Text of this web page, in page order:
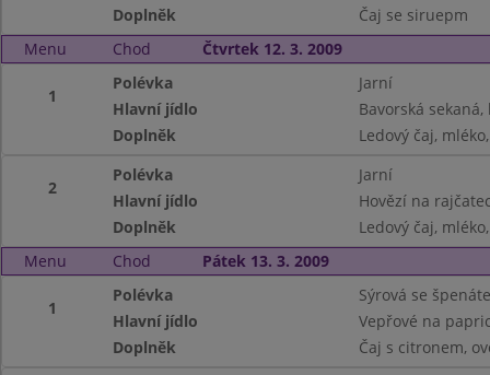
Doplněk
Čaj se siruepm
Menu
Chod Čtvrtek 12. 3. 2009
1
Polévka
Jarní
Hlavní jídlo
Bavorská
Doplněk
Ledový čaj,
2
Polévka
Jarní
Hlavní jídlo
Hovězí na
Doplněk
Ledový čaj,
Menu
Chod Pátek 13. 3. 2009
1
Polévka
Sýrová se
Hlavní jídlo
Vepřové na
Doplněk
Čaj s citronem,